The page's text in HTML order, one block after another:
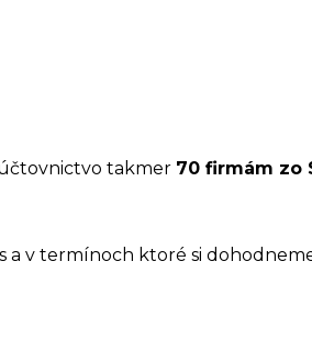
takmer 70 firmám zo
a v termínoch ktoré si